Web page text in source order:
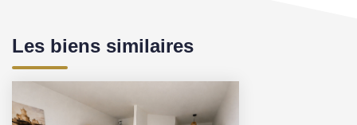
Les biens similaires